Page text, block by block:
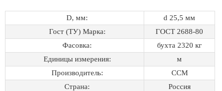
D, мм:
d 25,5 мм
Гост (ТУ) Марка:
ГОСТ 2688-80
Фасовка:
бухта 2320 кг
Единицы измерения:
м
Производитель:
ССМ
Страна:
Россия